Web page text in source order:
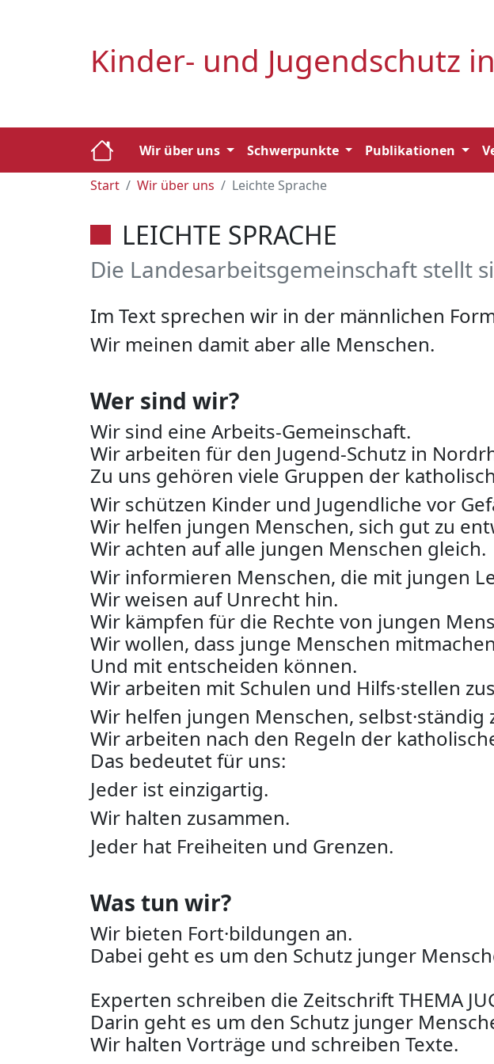
Kinder- und Jugendschutz
Wir über uns Schwerpunkte Publikationen
Start Wir über uns Leichte Sprache
LEICHTE SPRACHE
Die Landesarbeitsgemeinschaft stellt
Im Text sprechen wir in der männlichen
Wir meinen damit aber alle Menschen.
Wer sind wir?
Wir sind eine Arbeits-Gemeinschaft.
Wir arbeiten für den Jugend-Schutz in
Zu uns gehören viele Gruppen der
Wir schützen Kinder und Jugendliche vor
Wir helfen jungen Menschen, sich gut zu
Wir achten auf alle jungen Menschen gleich.
Wir informieren Menschen, die mit jungen
Wir weisen auf Unrecht hin.
Wir kämpfen für die Rechte von jungen
Wir wollen, dass junge Menschen
Und mit entscheiden können.
Wir arbeiten mit Schulen und Hilfs·stellen
Wir helfen jungen Menschen, selbst·ständig
Wir arbeiten nach den Regeln der
Das bedeutet für uns:
Jeder ist einzigartig.
Wir halten zusammen.
Jeder hat Freiheiten und Grenzen.
Was tun wir?
Wir bieten Fort·bildungen an.
Dabei geht es um den Schutz junger
Experten schreiben die Zeitschrift THEMA
Darin geht es um den Schutz junger
Wir halten Vorträge und schreiben Texte.